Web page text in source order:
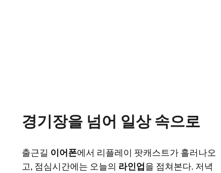
경기장을 넘어 일상 속으로
출근길 이어폰에서 리플레이 팟캐스트가 흘러나오
고, 점심시간에는 오늘의 라인업 을 점쳐본다. 저녁